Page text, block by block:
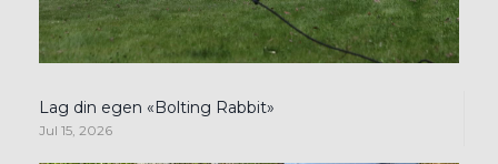
Lag din egen «Bolting Rabbit»
Jul 15, 2026